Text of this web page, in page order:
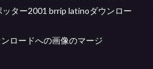
ッター2001 brrip latinoダウンロー
ンロードへの画像のマージ